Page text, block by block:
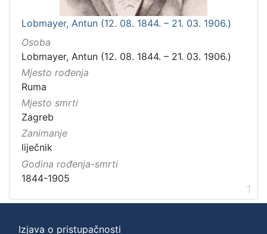
Lobmayer, Antun (12. 08. 1844. – 21. 03. 1906.)
Osoba
Lobmayer, Antun (12. 08. 1844. – 21. 03. 1906.)
Mjesto rođenja
Ruma
Mjesto smrti
Zagreb
Zanimanje
liječnik
Godina rođenja-smrti
1844-1905
1
Izjava o pristupačnosti